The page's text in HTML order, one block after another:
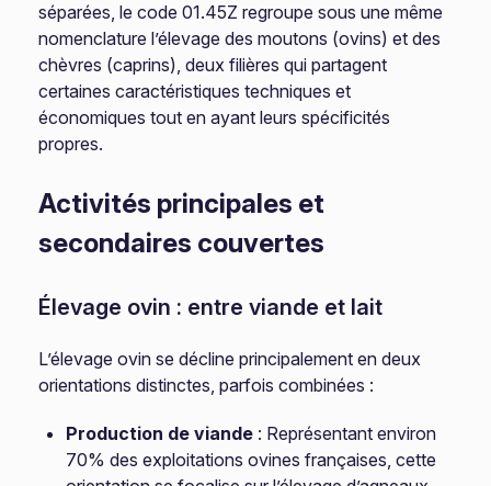
séparées, le code 01.45Z regroupe sous une même
nomenclature l’élevage des moutons (ovins) et des
chèvres (caprins), deux filières qui partagent
certaines caractéristiques techniques et
économiques tout en ayant leurs spécificités
propres.
Activités principales et
secondaires couvertes
Élevage ovin : entre viande et lait
L’élevage ovin se décline principalement en deux
orientations distinctes, parfois combinées :
Production de viande : Représentant environ
70% des exploitations ovines françaises, cette